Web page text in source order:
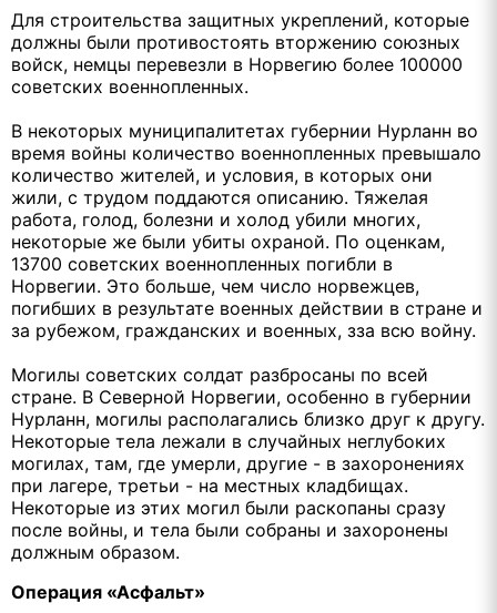
Для строительства защитных укреплений, которые
должны были противостоять вторжению союзных
войск, немцы перевезли в Норвегию более 100000
советских военнопленных.
В некоторых муниципалитетах губернии Нурланн во
время войны количество военнопленных превышало
количество жителей, и условия, в которых они
жили, с трудом поддаются описанию. Тяжелая
работа, голод, болезни и холод убили многих,
некоторые же были убиты охраной. По оценкам,
13700 советских военнопленных погибли в
Норвегии. Это больше, чем число норвежцев,
погибших в результате военных действии в стране и
за рубежом, гражданских и военных, зза всю войну.
Могилы советских солдат разбросаны по всей
стране. В Северной Норвегии, особенно в губернии
Нурланн, могилы располагались близко друг к другу.
Некоторые тела лежали в случайных неглубоких
могилах, там, где умерли, другие - в захоронениях
при лагере, третьи - на местных кладбищах.
Некоторые из этих могил были раскопаны сразу
после войны, и тела были собраны и захоронены
должным образом.
Операция «Асфальт»